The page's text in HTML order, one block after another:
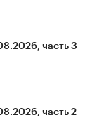
часть 3
часть 2